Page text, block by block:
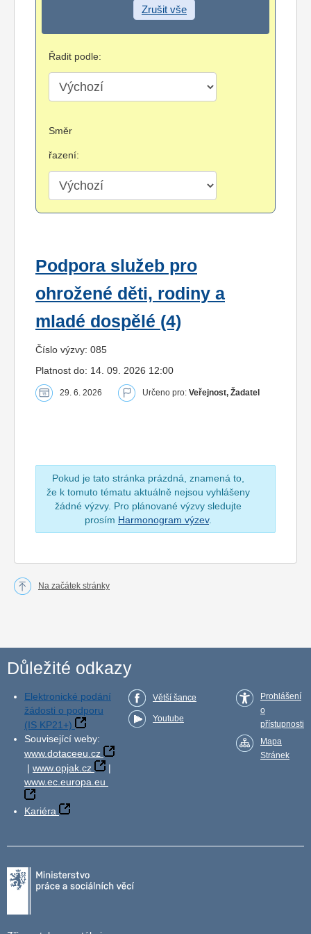
Zrušit vše
Řadit podle:
Směr
řazení:
Podpora služeb pro
ohrožené děti, rodiny a
mladé dospělé (4)
Číslo výzvy: 085
Platnost do: 14. 09. 2026 12:00
29. 6. 2026 Určeno pro: Veřejnost, Žadatel
Pokud je tato stránka prázdná, znamená to,
že k tomuto tématu aktuálně nejsou vyhlášeny
žádné výzvy. Pro plánované výzvy sledujte
prosím Harmonogram výzev.
Na začátek stránky
Důležité odkazy
Elektronické podání
žádosti o podporu
(IS KP21+)
Související weby:
www.dotaceeu.cz
| www.opjak.cz
|
www.ec.europa.eu
Kariéra
Větší šance
Youtube
Prohlášení
o
přístupnosti
Mapa
Stránek